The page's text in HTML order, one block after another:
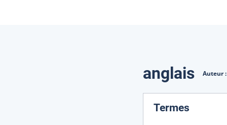
Traductions
anglais Auteur :
Termes